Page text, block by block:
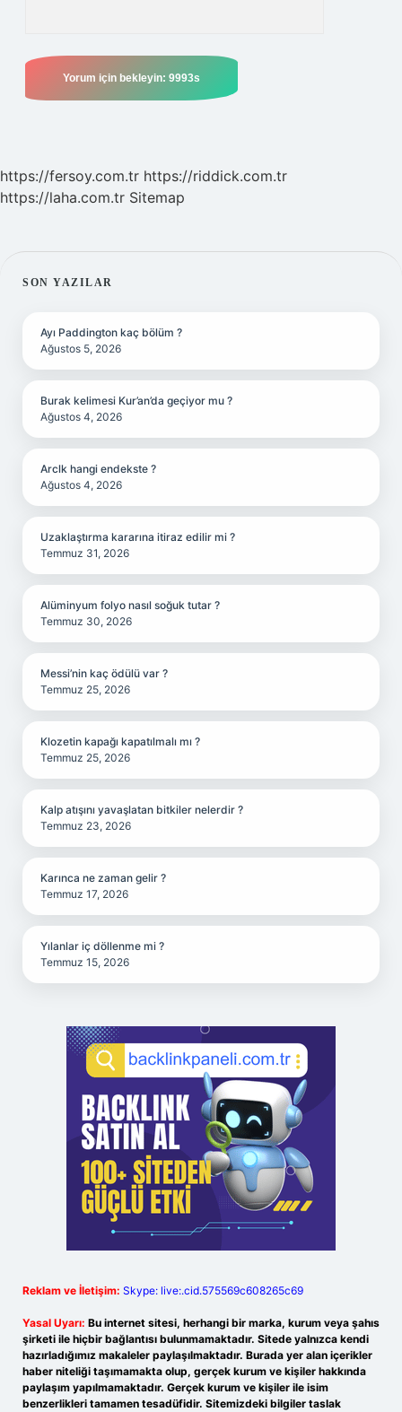
https://fersoy.com.tr https://riddick.com.tr
https://laha.com.tr Sitemap
SIDEBAR
SON YAZILAR
Ayı Paddington kaç bölüm ?
Ağustos 5, 2026
Burak kelimesi Kur’an’da geçiyor mu ?
Ağustos 4, 2026
Arclk hangi endekste ?
Ağustos 4, 2026
Uzaklaştırma kararına itiraz edilir mi ?
Temmuz 31, 2026
Alüminyum folyo nasıl soğuk tutar ?
Temmuz 30, 2026
Messi’nin kaç ödülü var ?
Temmuz 25, 2026
Klozetin kapağı kapatılmalı mı ?
Temmuz 25, 2026
Kalp atışını yavaşlatan bitkiler nelerdir ?
Temmuz 23, 2026
Karınca ne zaman gelir ?
Temmuz 17, 2026
Yılanlar iç döllenme mi ?
Temmuz 15, 2026
Reklam ve İletişim: Skype: live:.cid.575569c608265c69
Yasal Uyarı: Bu internet sitesi, herhangi bir marka, kurum veya şahıs
şirketi ile hiçbir bağlantısı bulunmamaktadır. Sitede yalnızca kendi
hazırladığımız makaleler paylaşılmaktadır. Burada yer alan içerikler
haber niteliği taşımamakta olup, gerçek kurum ve kişiler hakkında
paylaşım yapılmamaktadır. Gerçek kurum ve kişiler ile isim
benzerlikleri tamamen tesadüfidir. Sitemizdeki bilgiler taslak